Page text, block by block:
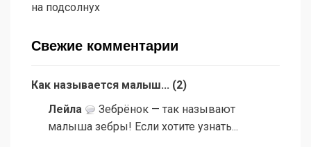
на подсолнух
Свежие комментарии
Как называется малыш... (2)
Лейла
Зебрёнок — так называют
малыша зебры! Если хотите узнать...